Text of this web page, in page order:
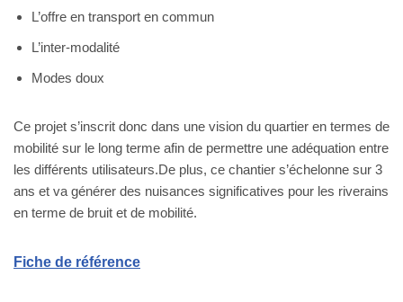
L’offre en transport en commun
L’inter-modalité
Modes doux
Ce projet s’inscrit donc dans une vision du quartier en termes de
mobilité sur le long terme afin de permettre une adéquation entre
les différents utilisateurs.De plus, ce chantier s’échelonne sur 3
ans et va générer des nuisances significatives pour les riverains
en terme de bruit et de mobilité.
Fiche de référence